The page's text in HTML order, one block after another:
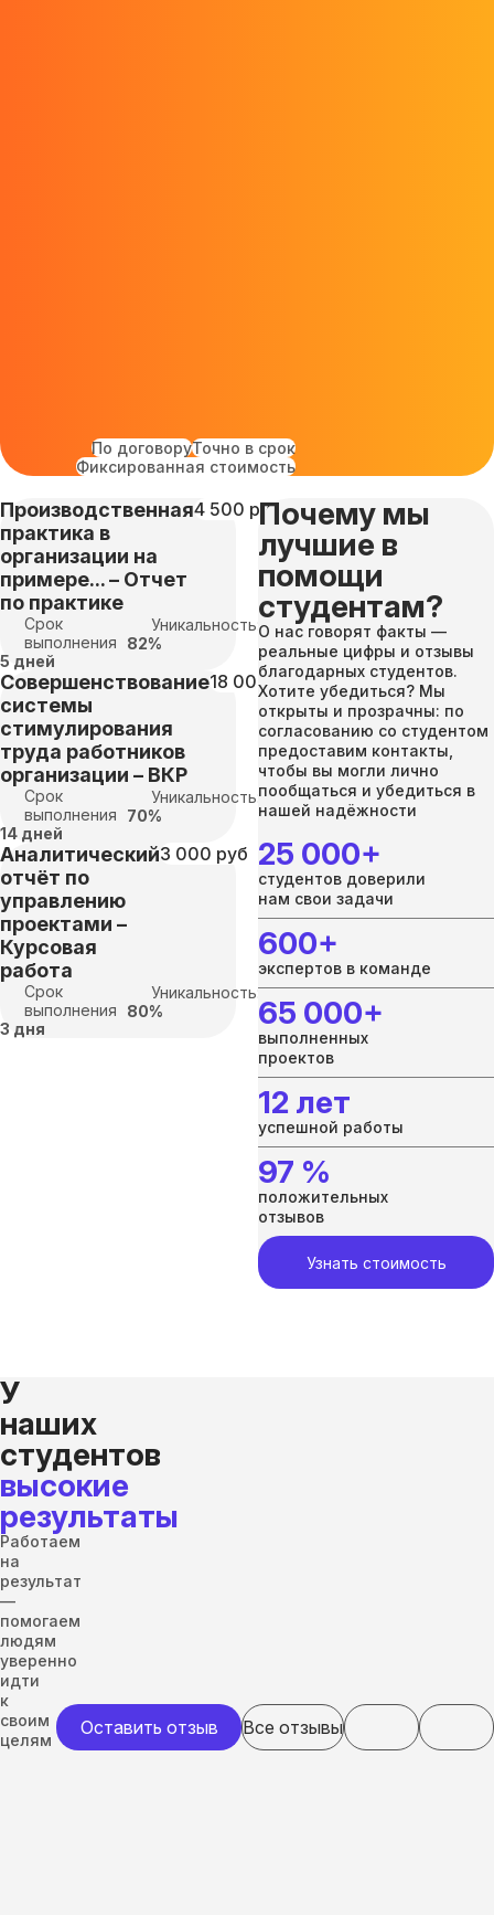
По договоруТочно в срок
Фиксированная стоимость
Производственная
практика в
организации на
примере... – Отчет
по практике
4 500 руб
Срок
выполнения
5 дней
Уникальность:
82%
Совершенствование
системы
стимулирования
труда работников
организации – ВКР
18 000 руб
Срок
выполнения
14 дней
Уникальность:
70%
Аналитический
отчёт по
управлению
проектами –
Курсовая
работа
3 000 руб
Срок
выполнения
3 дня
Уникальность:
80%
Почему мы
лучшие в
помощи
студентам?
О нас говорят факты —
реальные цифры и отзывы
благодарных студентов.
Хотите убедиться? Мы
открыты и прозрачны: по
согласованию со студентом
предоставим контакты,
чтобы вы могли лично
пообщаться и убедиться в
нашей надёжности
25 000+
студентов доверили
нам свои задачи
600+
экспертов в команде
65 000+
выполненных
проектов
12 лет
успешной работы
97 %
положительных
отзывов
Узнать стоимость
У
наших
студентов
высокие
результаты
Работаем
на
результат
—
помогаем
людям
уверенно
идти
к
своим
целям
Оставить отзыв Все отзывы